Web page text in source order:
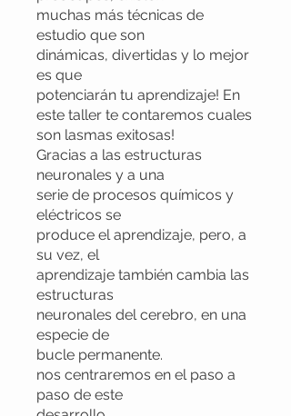
muchas más técnicas de
estudio que son
dinámicas, divertidas y lo mejor
es que
potenciarán tu aprendizaje! En
este taller te contaremos cuales
son lasmas exitosas!
Gracias a las estructuras
neuronales y a una
serie de procesos químicos y
eléctricos se
produce el aprendizaje, pero, a
su vez, el
aprendizaje también cambia las
estructuras
neuronales del cerebro, en una
especie de
bucle permanente.
nos centraremos en el paso a
paso de este